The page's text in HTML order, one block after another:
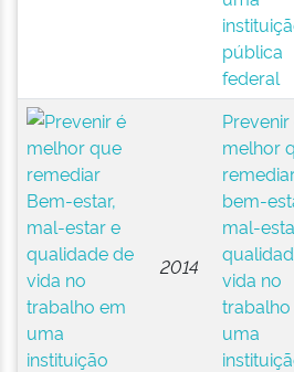
pública
federal
2014
Prevenir
melhor
bem-
mal-
vida no
uma